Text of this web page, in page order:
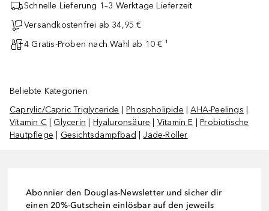
Schnelle Lieferung 1–3 Werktage Lieferzeit
Versandkostenfrei ab 34,95 €
4 Gratis-Proben nach Wahl ab 10 € ¹
Beliebte Kategorien
Caprylic/Capric Triglyceride |Phospholipide |AHA-Peelings
Vitamin C| Glycerin Hyaluronsäure Vitamin E |Probiotische
Hautpflege
Gesichtsdampfbad |Jade-Roller
Abonnier den Douglas-Newsletter und sicher dir
einen 20%-Gutschein einlösbar auf den jeweils